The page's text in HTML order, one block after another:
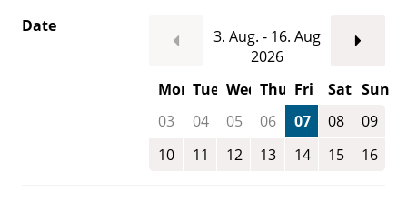
Date
3. Aug. - 16. Aug
2026
Mon Tue Wed Thu Fri Sat Sun
03
04 05 06 07 08
09
10
11 12 13 14 15 16